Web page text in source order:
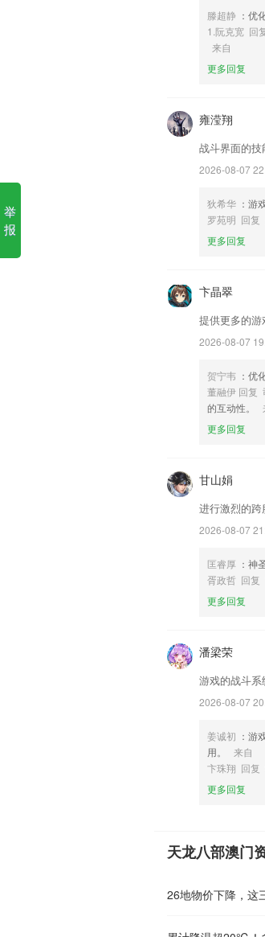
5,采用推送技术，
同样快捷方便。
6,真人朗读，内容
1.：全网题库实时更新
2.面向大中型企业的
3.·加强训练，这里
5.智能组卷所有试
6.提供建筑师在线
新增字体大小设置，
改进【考勤记录】默
新增审核中心功能
以上就是博鱼·综
历，以帮助我们更
用经历，以帮助我们
滕超静 ：优
1.阮克宽 回
来自
更多回复
雍滢翔
战斗界面的技
2026-08-07
狄希华 ：游
罗苑明 回复
更多回复
卞晶翠
提供更多的游
2026-08-07
贺宁韦 ：优
董融伊 回复
的互动性。
更多回复
甘山娟
进行激烈的跨
2026-08-07
匡睿厚 ：神
胥政哲 回复
更多回复
潘梁荣
游戏的战斗系
2026-08-07
姜诚初 ：游
用。
来自
卞珠翔 回复
更多回复
天龙八部澳门
26地物价下降，这
举
报